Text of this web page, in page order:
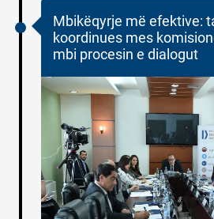
Mbikëqyrje më efektive:
koordinues mes
mbi procesin e dialogut